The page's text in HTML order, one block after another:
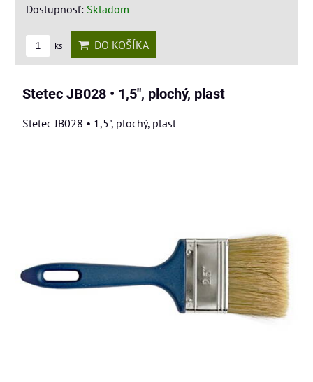
Dostupnosť: Skladom
ks DO KOŠÍKA
Stetec JB028 • 1,5", plochý, plast
Stetec JB028 • 1,5", plochý, plast